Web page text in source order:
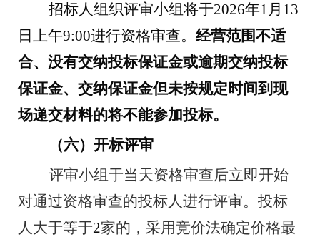
招标人组织评审小组将于2026年1月 13
日上午9:00进行资格审查。 经营范围不适
合、没有交纳投标保证金或逾期交纳投标
保证金、交纳保证金但未按规定时间到现
场递交材料的将不能参加投标。
（六）开标评审
评审小组于当天资格审查后立即开始
对通过资格审查的投标人进行评审。投标
人大于等于2家的，采用竞价法确定价格最